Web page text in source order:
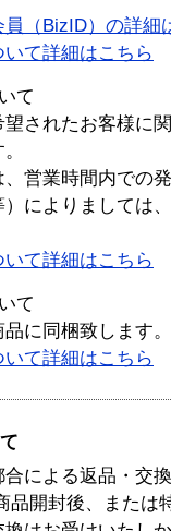
員（BizID）の詳細
いて詳細はこちら
て
望されたお客様に
、営業時間内での
）によりましては
て詳細はこちら
て
品に同梱致します。
て詳細はこちら
合による返品・交
品開封後、または